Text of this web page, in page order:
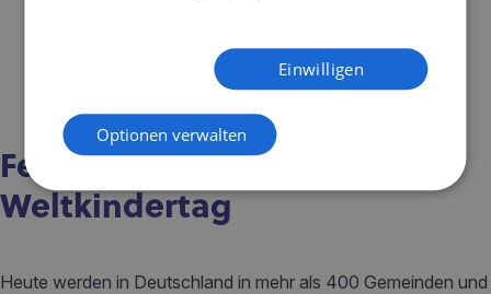
Feierlichkeiten am
Weltkindertag
Heute werden in Deutschland in mehr als 400 Gemeinden und
Einwilligen
Optionen verwalten